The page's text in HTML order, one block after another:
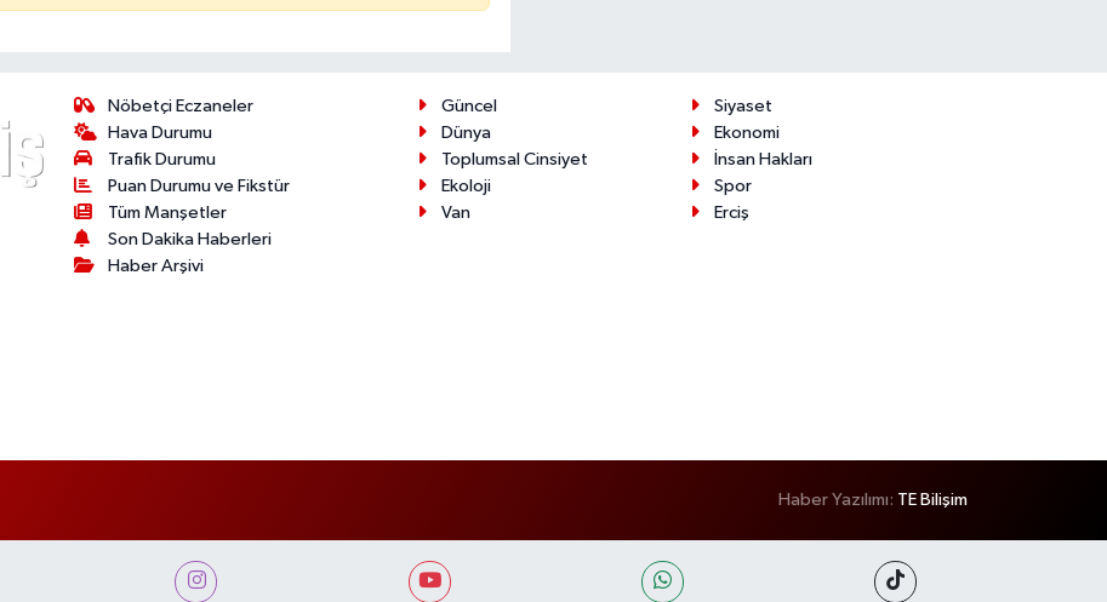
Nöbetçi Eczaneler
Hava Durumu
Trafik Durumu
Puan Durumu ve Fikstür
Tüm Manşetler
Son Dakika Haberleri
Haber Arşivi
Güncel
Siyaset
Dünya
Ekonomi
Toplumsal Cinsiyet
İnsan Hakları
Ekoloji
Spor
Van
Erciş
Haber Yazılımı: TE Bilişim